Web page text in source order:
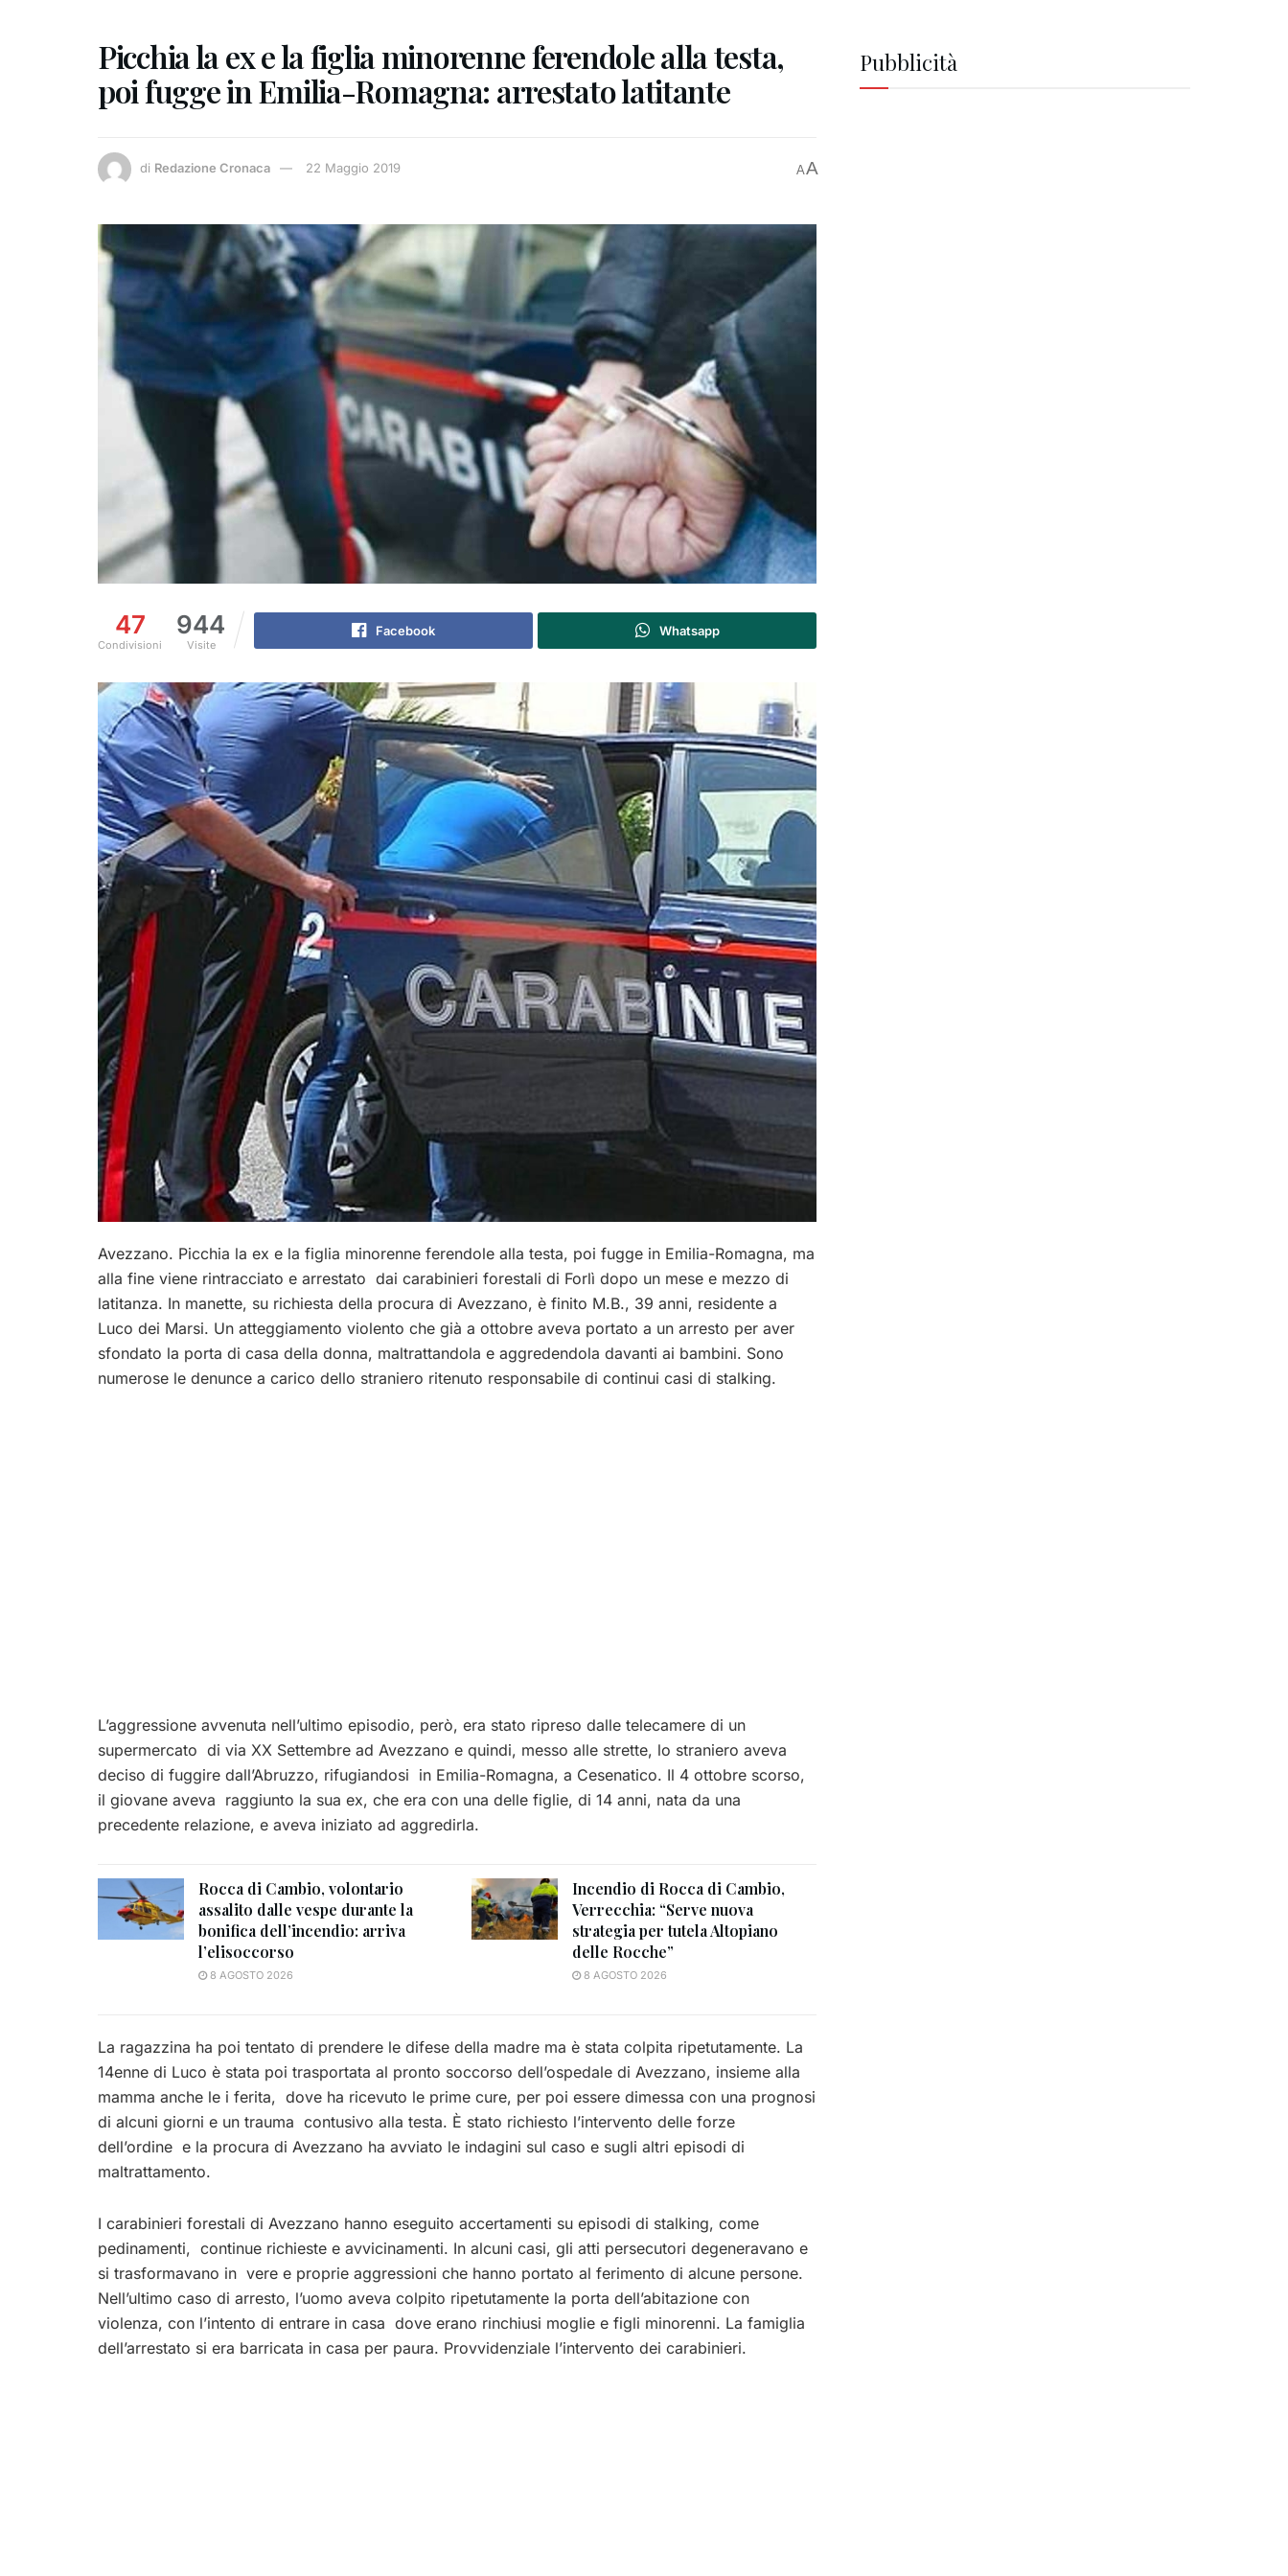
Picchia la ex e la figlia minorenne ferendole alla testa,
poi fugge in Emilia-Romagna: arrestato latitante
di Redazione Cronaca 22 Maggio 2019 AA
47
Condivisioni
944
Visite
Facebook Whatsapp
Avezzano. Picchia la ex e la figlia minorenne ferendole alla testa, poi fugge in Emilia-Romagna, ma
alla fine viene rintracciato e arrestato dai carabinieri forestali di Forlì dopo un mese e mezzo di
latitanza. In manette, su richiesta della procura di Avezzano, è finito M.B., 39 anni, residente a
Luco dei Marsi. Un atteggiamento violento che già a ottobre aveva portato a un arresto per aver
sfondato la porta di casa della donna, maltrattandola e aggredendola davanti ai bambini. Sono
numerose le denunce a carico dello straniero ritenuto responsabile di continui casi di stalking.
L’aggressione avvenuta nell’ultimo episodio, però, era stato ripreso dalle telecamere di un
supermercato di via XX Settembre ad Avezzano e quindi, messo alle strette, lo straniero aveva
deciso di fuggire dall’Abruzzo, rifugiandosi in Emilia-Romagna, a Cesenatico. Il 4 ottobre scorso,
il giovane aveva raggiunto la sua ex, che era con una delle figlie, di 14 anni, nata da una
precedente relazione, e aveva iniziato ad aggredirla.
Rocca di Cambio, volontario
assalito dalle vespe durante la
bonifica dell’incendio: arriva
l’elisoccorso
8 AGOSTO 2026
Incendio di Rocca di Cambio,
Verrecchia: “Serve nuova
strategia per tutela Altopiano
delle Rocche”
8 AGOSTO 2026
La ragazzina ha poi tentato di prendere le difese della madre ma è stata colpita ripetutamente. La
14enne di Luco è stata poi trasportata al pronto soccorso dell’ospedale di Avezzano, insieme alla
mamma anche le i ferita, dove ha ricevuto le prime cure, per poi essere dimessa con una prognosi
di alcuni giorni e un trauma contusivo alla testa. È stato richiesto l’intervento delle forze
dell’ordine e la procura di Avezzano ha avviato le indagini sul caso e sugli altri episodi di
maltrattamento.
I carabinieri forestali di Avezzano hanno eseguito accertamenti su episodi di stalking, come
pedinamenti, continue richieste e avvicinamenti. In alcuni casi, gli atti persecutori degeneravano e
si trasformavano in vere e proprie aggressioni che hanno portato al ferimento di alcune persone.
Nell’ultimo caso di arresto, l’uomo aveva colpito ripetutamente la porta dell’abitazione con
violenza, con l’intento di entrare in casa dove erano rinchiusi moglie e figli minorenni. La famiglia
dell’arrestato si era barricata in casa per paura. Provvidenziale l’intervento dei carabinieri.
Pubblicità